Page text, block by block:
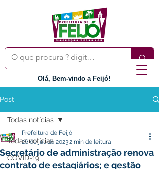
Olá, Bem-vindo a Feijó!
Post
Todas notícias
COVID-19
Todas notícias
Secretário de administração renova
contrato de estagiários; e gestão
Prefeitura de Feijó
26 de jul. de 20232 min de leitura